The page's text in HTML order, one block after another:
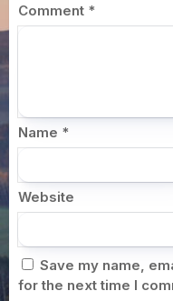
Comment *
Name *
Website
Save my name,
for the next time I